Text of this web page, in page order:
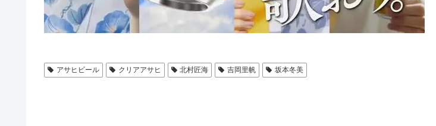
アサヒビール クリアアサヒ 北村匠海 吉岡里帆 坂本冬美